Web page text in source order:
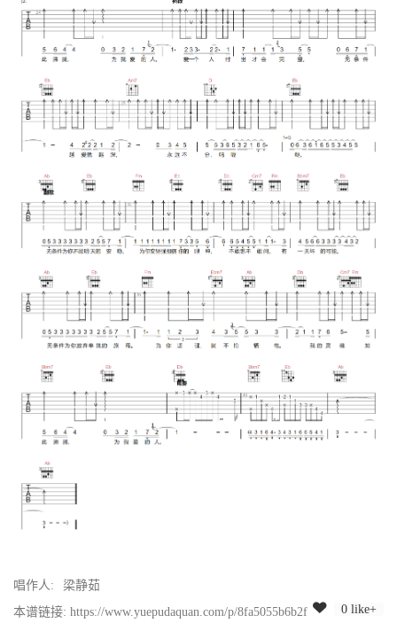
唱作人:
梁静茹
本谱链接: https://www.yuepudaquan.com/p/8fa5055b6b2f
0 like+